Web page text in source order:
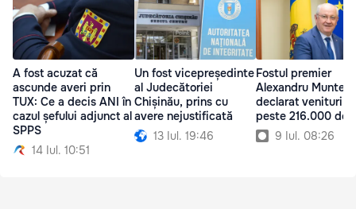
A fost acuzat că
ascunde averi prin
TUX: Ce a decis ANI în
cazul șefului adjunct al
SPPS
14 Iul. 10:51
Un fost vicepreședinte
al Judecătoriei
Chișinău, prins cu
avere nejustificată
13 Iul. 19:46
Fostul premier
Alexandru
declarat venituri
peste 216.000 de
9 Iul. 08:26